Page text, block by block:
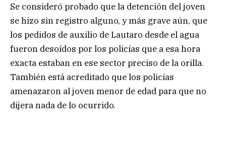
Se consideró probado que la detención del joven
se hizo sin registro alguno, y más grave aún, que
los pedidos de auxilio de Lautaro desde el agua
fueron desoídos por los policías que a esa hora
exacta estaban en ese sector preciso de la orilla.
También está acreditado que los policías
amenazaron al joven menor de edad para que no
dijera nada de lo ocurrido.